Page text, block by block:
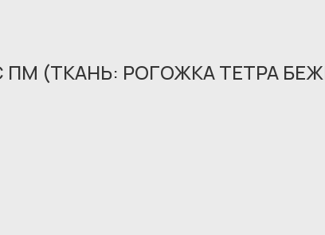
ПМ (ТКАНЬ: РОГОЖКА ТЕТРА